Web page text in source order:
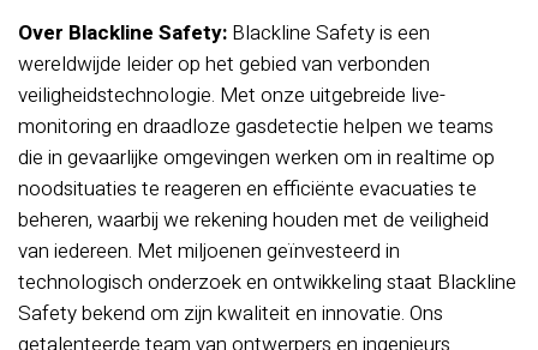
Over Blackline Safety: Blackline Safety is een
wereldwijde leider op het gebied van verbonden
veiligheidstechnologie. Met onze uitgebreide live-
monitoring en draadloze gasdetectie helpen we teams
die in gevaarlijke omgevingen werken om in realtime op
noodsituaties te reageren en efficiënte evacuaties te
beheren, waarbij we rekening houden met de veiligheid
van iedereen. Met miljoenen geïnvesteerd in
technologisch onderzoek en ontwikkeling staat Blackline
Safety bekend om zijn kwaliteit en innovatie. Ons